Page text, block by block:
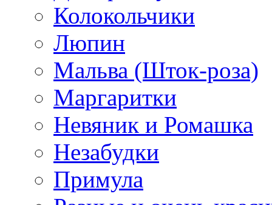
Колокольчики
Люпин
Мальва (Шток-роза)
Маргаритки
Невяник и Ромашка
Незабудки
Примула